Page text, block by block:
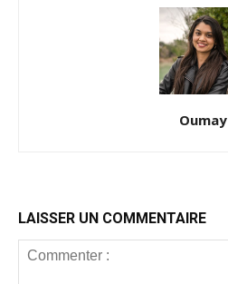
Oumay
LAISSER UN COMMENTAIRE